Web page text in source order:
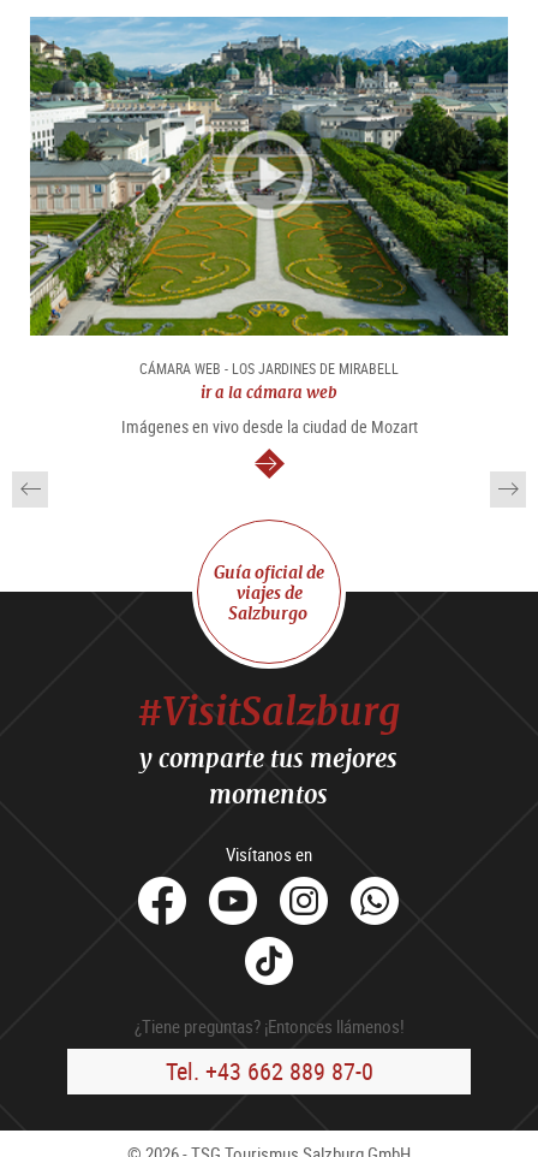
CÁMARA WEB - LOS JARDINES DE MIRABELL
ir a la cámara web
Imágenes en vivo desde la ciudad de Mozart
continuar
Guía oficial de
viajes de
Salzburgo
#VisitSalzburg
y comparte tus mejores
momentos
Visítanos en
facebook
YoutubeInstagram
Tik
Tok
¿Tiene preguntas? ¡Entonces llámenos!
Tel. +43 662 889 87-0